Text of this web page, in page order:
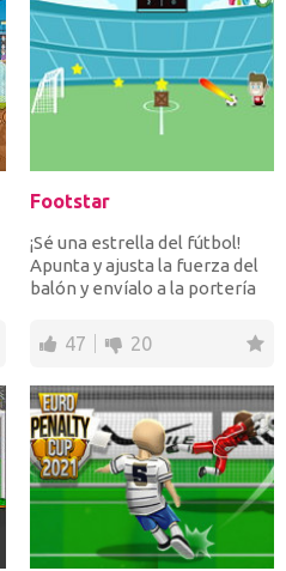
Footstar
¡Sé una estrella del fútbol!
Apunta y ajusta la fuerza del
balón y envíalo a la portería
47 20